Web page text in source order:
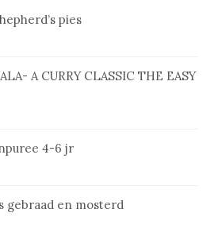
pies
A CURRY CLASSIC THE EASY
4-6 jr
ge­braad en mos­terd